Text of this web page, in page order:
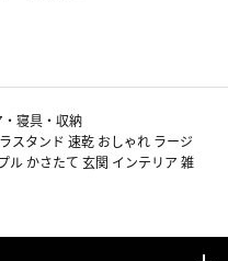
寝具・収納
スタンド 速乾 おしゃれ ラージ
ル かさたて 玄関 インテリア 雑